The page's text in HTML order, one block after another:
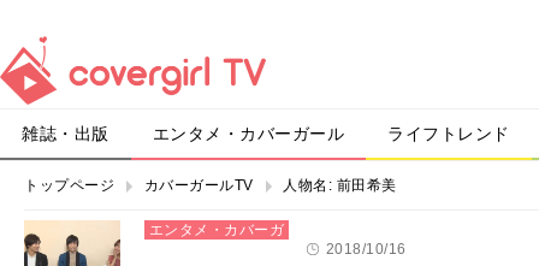
雑誌・出版 エンタメ・カバーガール ライフトレンド
トップページ カバーガールTV 人物名: 前田希美
エンタメ・カバーガ
2018/10/16